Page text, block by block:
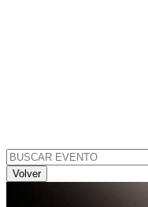
Search
for:
Volver